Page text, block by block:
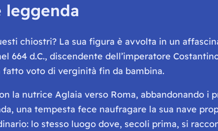
leggenda
chiostri? La sua figura è avvolta in un
664 d.C., discendente dell’imperatore
voto di verginità fin da bambina.
la nutrice Aglaia verso Roma, abbandonando i
una tempesta fece naufragare la sua nave
lo stesso luogo dove, secoli prima, si